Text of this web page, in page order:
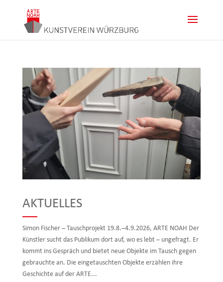
AKTUELLES
Simon Fischer – Tauschprojekt 19.8.–4.9.2026, ARTE NOAH Der
Künstler sucht das Publikum dort auf, wo es lebt – ungefragt. Er
kommt ins Gespräch und bietet neue Objekte im Tausch gegen
gebrauchte an. Die eingetauschten Objekte erzählen ihre
Geschichte auf der ARTE...